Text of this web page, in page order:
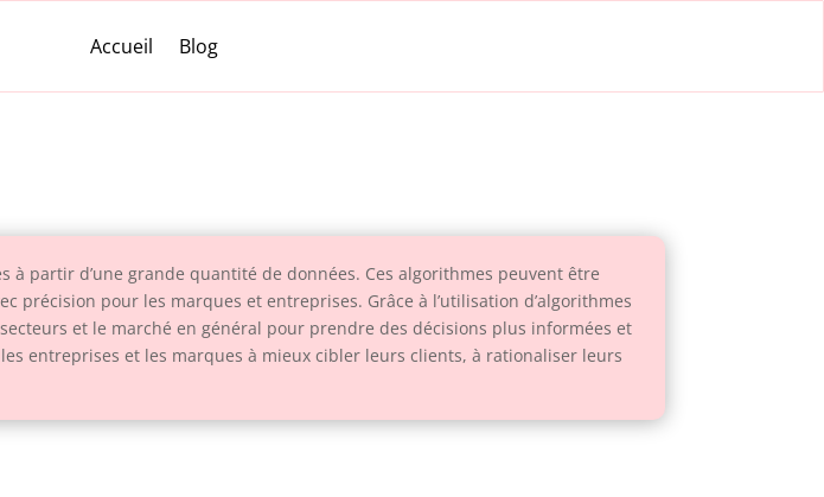
Accueil Blog
partir d’une grande quantité de données. Ces algorithmes peuvent être
pour les marques et entreprises. Grâce à l’utilisation d’algorithmes
et le marché en général pour prendre des décisions plus informées et
entreprises et les marques à mieux cibler leurs clients, à rationaliser leurs